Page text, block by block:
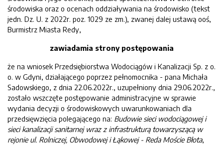
środowiska oraz o ocenach oddziaływania na środowisko (tekst
jedn. Dz. U. z 2022r. poz. 1029 ze zm.), zwanej dalej ustawą ooś,
Burmistrz Miasta Redy,
zawiadamia strony postępowania
że na wniosek Przedsiębiorstwa Wodociągów i Kanalizacji Sp. z o.
o. w Gdyni, działającego poprzez pełnomocnika - pana Michała
Sadowskiego, z dnia 22.06.2022r., uzupełniony dnia 29.06.2022r.,
zostało wszczęte postępowanie administracyjne w sprawie
wydania decyzji o środowiskowych uwarunkowaniach dla
przedsięwzięcia polegającego na: Budowie sieci wodociągowej i
sieci kanalizacji sanitarnej wraz z infrastrukturą towarzyszącą w
rejonie ul. Rolniczej, Obwodowej i Łąkowej - Reda Moście Błota,